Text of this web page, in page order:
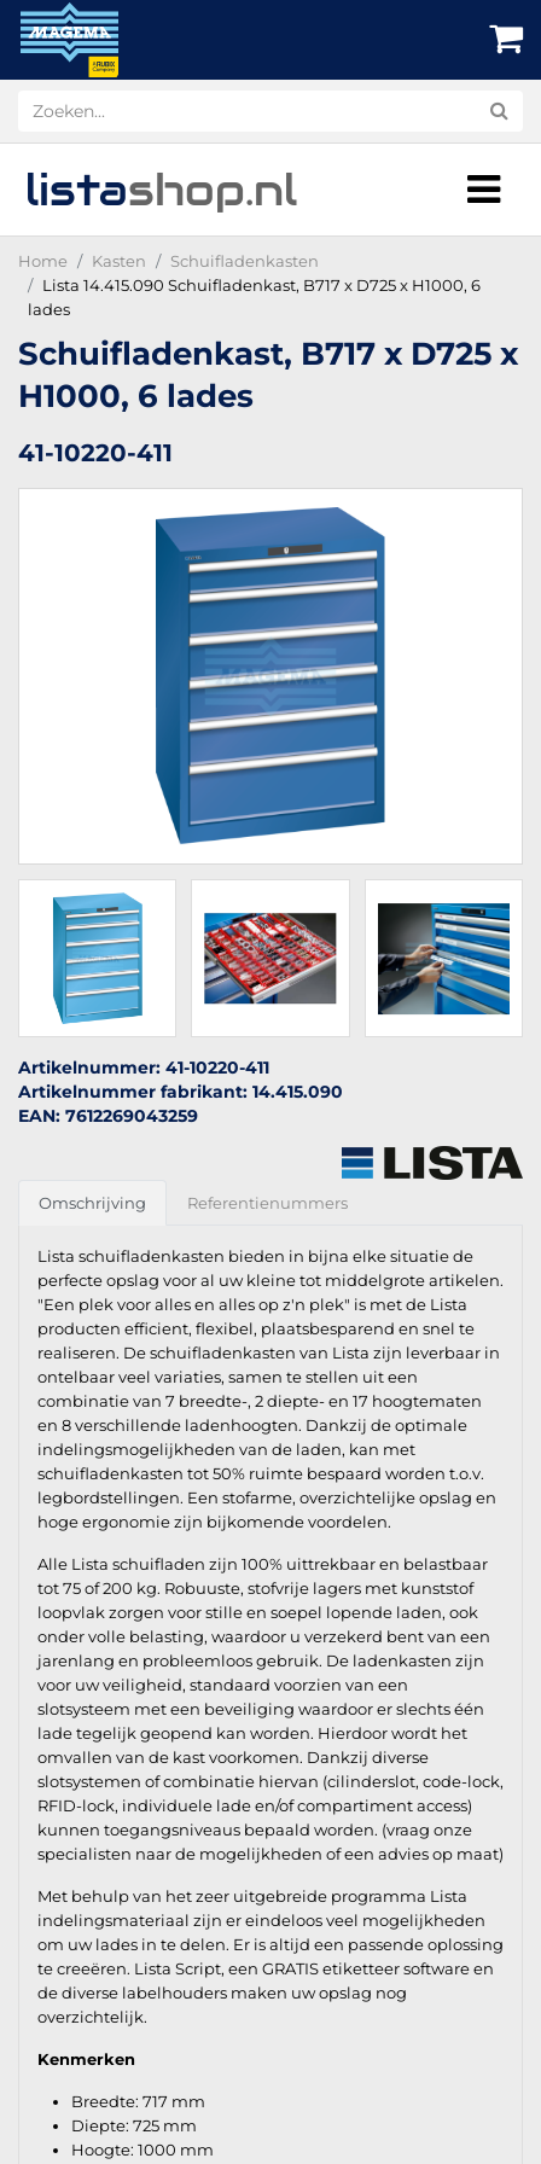
listashop.nl
Home Kasten
Schuifladenkasten
Lista 14.415.090 Schuifladenkast, B717 x D725 x H1000, 6
lades
Schuifladenkast, B717 x D725 x
H1000, 6 lades
41-10220-411
Artikelnummer: 41-10220-411
Artikelnummer fabrikant: 14.415.090
EAN: 7612269043259
Omschrijving Referentienummers
Lista schuifladenkasten bieden in bijna elke situatie de
perfecte opslag voor al uw kleine tot middelgrote artikelen.
"Een plek voor alles en alles op z'n plek" is met de Lista
producten efficient, flexibel, plaatsbesparend en snel te
realiseren. De schuifladenkasten van Lista zijn leverbaar in
ontelbaar veel variaties, samen te stellen uit een
combinatie van 7 breedte-, 2 diepte- en 17 hoogtematen
en 8 verschillende ladenhoogten. Dankzij de optimale
indelingsmogelijkheden van de laden, kan met
schuifladenkasten tot 50% ruimte bespaard worden t.o.v.
legbordstellingen. Een stofarme, overzichtelijke opslag en
hoge ergonomie zijn bijkomende voordelen.
Alle Lista schuifladen zijn 100% uittrekbaar en belastbaar
tot 75 of 200 kg. Robuuste, stofvrije lagers met kunststof
loopvlak zorgen voor stille en soepel lopende laden, ook
onder volle belasting, waardoor u verzekerd bent van een
jarenlang en probleemloos gebruik. De ladenkasten zijn
voor uw veiligheid, standaard voorzien van een
slotsysteem met een beveiliging waardoor er slechts één
lade tegelijk geopend kan worden. Hierdoor wordt het
omvallen van de kast voorkomen. Dankzij diverse
slotsystemen of combinatie hiervan (cilinderslot, code-lock,
RFID-lock, individuele lade en/of compartiment access)
kunnen toegangsniveaus bepaald worden. (vraag onze
specialisten naar de mogelijkheden of een advies op maat)
Met behulp van het zeer uitgebreide programma Lista
indelingsmateriaal zijn er eindeloos veel mogelijkheden
om uw lades in te delen. Er is altijd een passende oplossing
te creeëren. Lista Script, een GRATIS etiketteer software en
de diverse labelhouders maken uw opslag nog
overzichtelijk.
Kenmerken
Breedte: 717 mm
Diepte: 725 mm
Hoogte: 1000 mm